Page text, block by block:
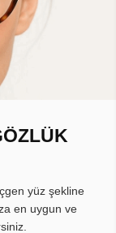
yüz şekline
en uygun ve